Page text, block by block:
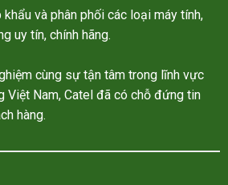
và phân phối các loại máy tính,
uy tín, chính hãng.
cùng sự tận tâm trong lĩnh vực
Việt Nam, Catel đã có chỗ đứng tin
hàng.